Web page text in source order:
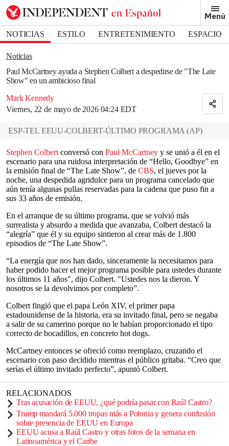
Menú
NOTICIAS ESTILO ENTRETENIMIENTO
ESPACIO
DEPORTES
Noticias
Paul McCartney ayuda a Stephen Colbert a despedirse de "The Late
Show" en un ambicioso final
Mark Kennedy
Viernes, 22 de mayo de 2026 04:24 EDT
Bookmark popover
Removed from bookmarks
Close popover
ESP-TEL EEUU-COLBERT-ÚLTIMO PROGRAMA (AP)
Stephen Colbert conversó con Paul McCartney y se unió a él en el
escenario para una ruidosa interpretación de “Hello, Goodbye” en
la emisión final de “The Late Show”, de CBS, el jueves por la
noche, una despedida agridulce para un programa cancelado que
aún tenía algunas pullas reservadas para la cadena que puso fin a
sus 33 años de emisión.
En el arranque de su último programa, que se volvió más
surrealista y absurdo a medida que avanzaba, Colbert destacó la
“alegría” que él y su equipo sintieron al crear más de 1.800
episodios de “The Late Show”.
“La energía que nos han dado, sinceramente la necesitamos para
haber podido hacer el mejor programa posible para ustedes durante
los últimos 11 años", dijo Colbert. "Ustedes nos la dieron. Y
nosotros se la devolvimos por completo”.
Colbert fingió que el papa León XIV, el primer papa
estadounidense de la historia, era su invitado final, pero se negaba
a salir de su camerino porque no le habían proporcionado el tipo
correcto de bocadillos, en concreto hot dogs.
McCartney entonces se ofreció como reemplazo, cruzando el
escenario con paso decidido mientras el público gritaba. “Creo que
serías el último invitado perfecto”, apuntó Colbert.
RELACIONADOS
Tras acusación de EEUU, ¿qué podría pasar con Raúl Castro?
Trump mandará 5.000 tropas más a Polonia y genera confusión
sobre presencia de EEUU en Europa
EEUU acusa a Raúl Castro y otras fotos de la semana en
Latinoamérica y el Caribe